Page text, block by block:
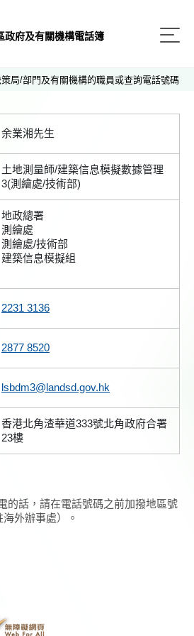
政府及有關機構電話簿
局/部門及有關機構的職員或查詢電話號碼
余業湘先生
土地測量師/建築信息模擬數據管理
3(測繪處/技術部)
地政總署
測繪處
測繪處/技術部
建築信息模擬組
2231 3136
2877 8520
lsbdm3@landsd.gov.hk
香港北角渣華道333號北角政府合署
23樓
的話，請在電話號碼之前加撥地區號
外辦事處）。